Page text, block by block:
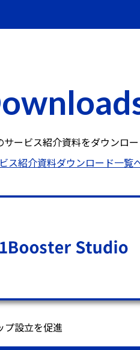
ービス紹介資料をダウンロー
ス紹介資料ダウンロード一覧
プ設立を促進